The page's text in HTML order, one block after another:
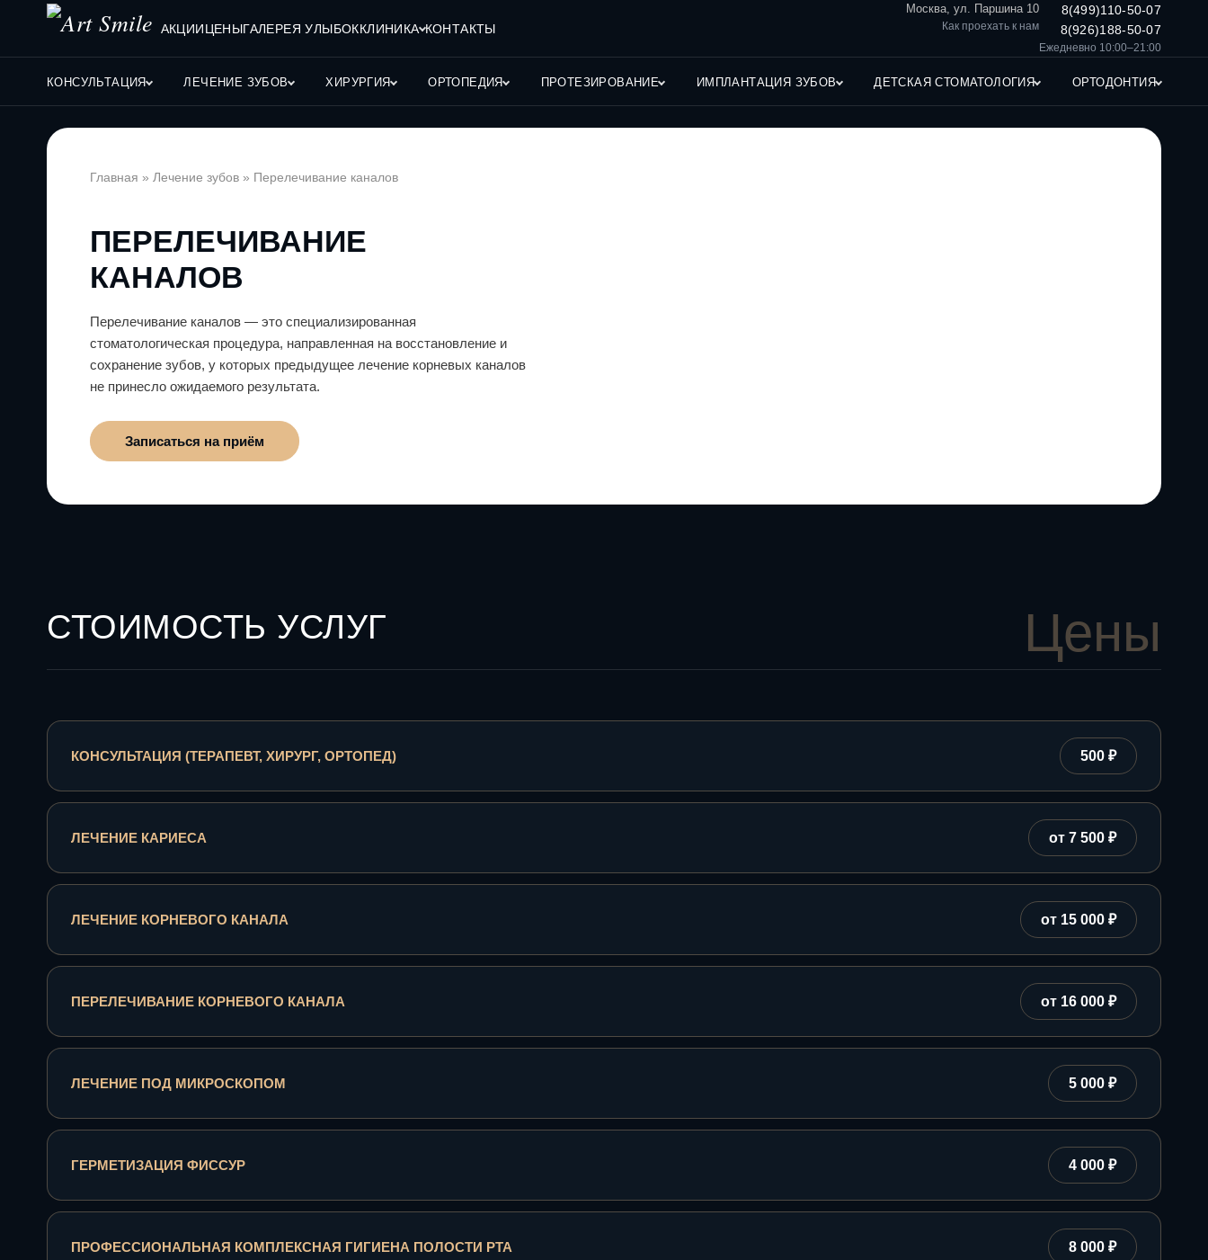
АКЦИИЦЕНЫГАЛЕРЕЯ УЛЫБОККЛИНИКА КОНТАКТЫ
Москва, ул. Паршина 10
Как проехать к нам
8(499)110-50-07
8(926)188-50-07
Ежедневно 10:00–21:00
КОНСУЛЬТАЦИЯ ЛЕЧЕНИЕ ЗУБОВ ХИРУРГИЯ ОРТОПЕДИЯ ПРОТЕЗИРОВАНИЕ ИМПЛАНТАЦИЯ ЗУБОВ ДЕТСКАЯ СТОМАТОЛОГИЯ ОРТОДОНТИЯ
Главная » Лечение зубов » Перелечивание каналов
ПЕРЕЛЕЧИВАНИЕ
КАНАЛОВ
Перелечивание каналов — это специализированная
стоматологическая процедура, направленная на восстановление и
сохранение зубов, у которых предыдущее лечение корневых каналов
не принесло ожидаемого результата.
Записаться на приём
СТОИМОСТЬ УСЛУГ Цены
КОНСУЛЬТАЦИЯ (ТЕРАПЕВТ, ХИРУРГ, ОРТОПЕД) 500 ₽
ЛЕЧЕНИЕ КАРИЕСА от 7 500 ₽
ЛЕЧЕНИЕ КОРНЕВОГО КАНАЛА от 15 000 ₽
ПЕРЕЛЕЧИВАНИЕ КОРНЕВОГО КАНАЛА от 16 000 ₽
ЛЕЧЕНИЕ ПОД МИКРОСКОПОМ 5 000 ₽
ГЕРМЕТИЗАЦИЯ ФИССУР 4 000 ₽
ПРОФЕССИОНАЛЬНАЯ КОМПЛЕКСНАЯ ГИГИЕНА ПОЛОСТИ РТА 8 000 ₽